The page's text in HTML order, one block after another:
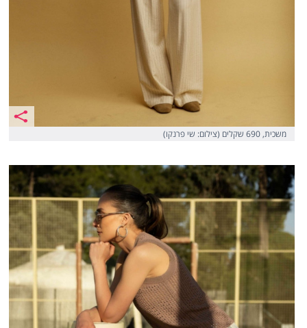
משכית, 690 שקלים (צילום: שי פרנקו)